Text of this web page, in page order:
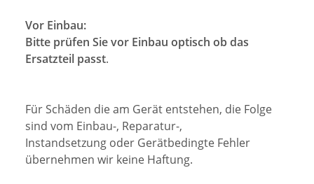
Vor Einbau:
Bitte prüfen Sie vor Einbau optisch ob das
Ersatzteil passt.
Für Schäden die am Gerät entstehen, die Folge
sind vom Einbau-, Reparatur-,
Instandsetzung oder Gerätbedingte Fehler
übernehmen wir keine Haftung.